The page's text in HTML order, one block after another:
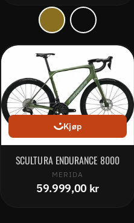
Kjøp
SCULTURA ENDURANCE 8000
MERIDA
59.999,00 kr